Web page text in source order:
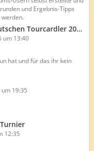
und Ergebnis-Tipps
Tourcardler 2026/27
um 13:40
hat und für das ihr kein
19:35
12:35